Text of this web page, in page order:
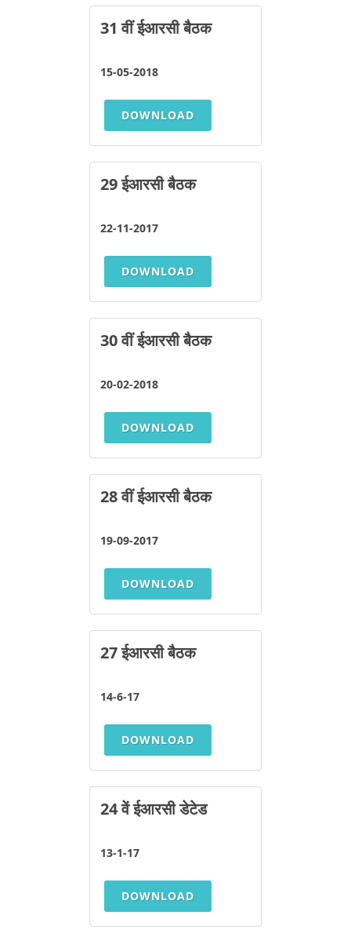
31 वीं ईआरसी बैठक
15-05-2018
DOWNLOAD
29 ईआरसी बैठक
22-11-2017
DOWNLOAD
30 वीं ईआरसी बैठक
20-02-2018
DOWNLOAD
28 वीं ईआरसी बैठक
19-09-2017
DOWNLOAD
27 ईआरसी बैठक
14-6-17
DOWNLOAD
24 वें ईआरसी डेटेड
13-1-17
DOWNLOAD